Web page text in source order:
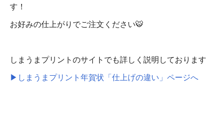
す！
お好みの仕上がりでご注文ください🐯
しまうまプリントのサイトでも詳しく説明しております
▶しまうまプリント年賀状「仕上げの違い」ページへ